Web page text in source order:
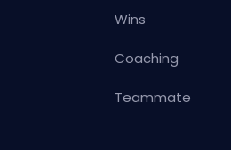
Wins
Coaching
Teammate